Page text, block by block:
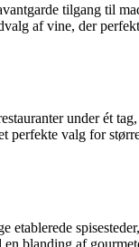
tilgang til
af vine, der
under ét
perfekte valg for